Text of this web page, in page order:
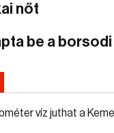
nőt
be a